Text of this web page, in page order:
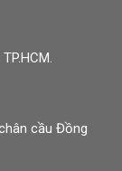
cầu Đồng